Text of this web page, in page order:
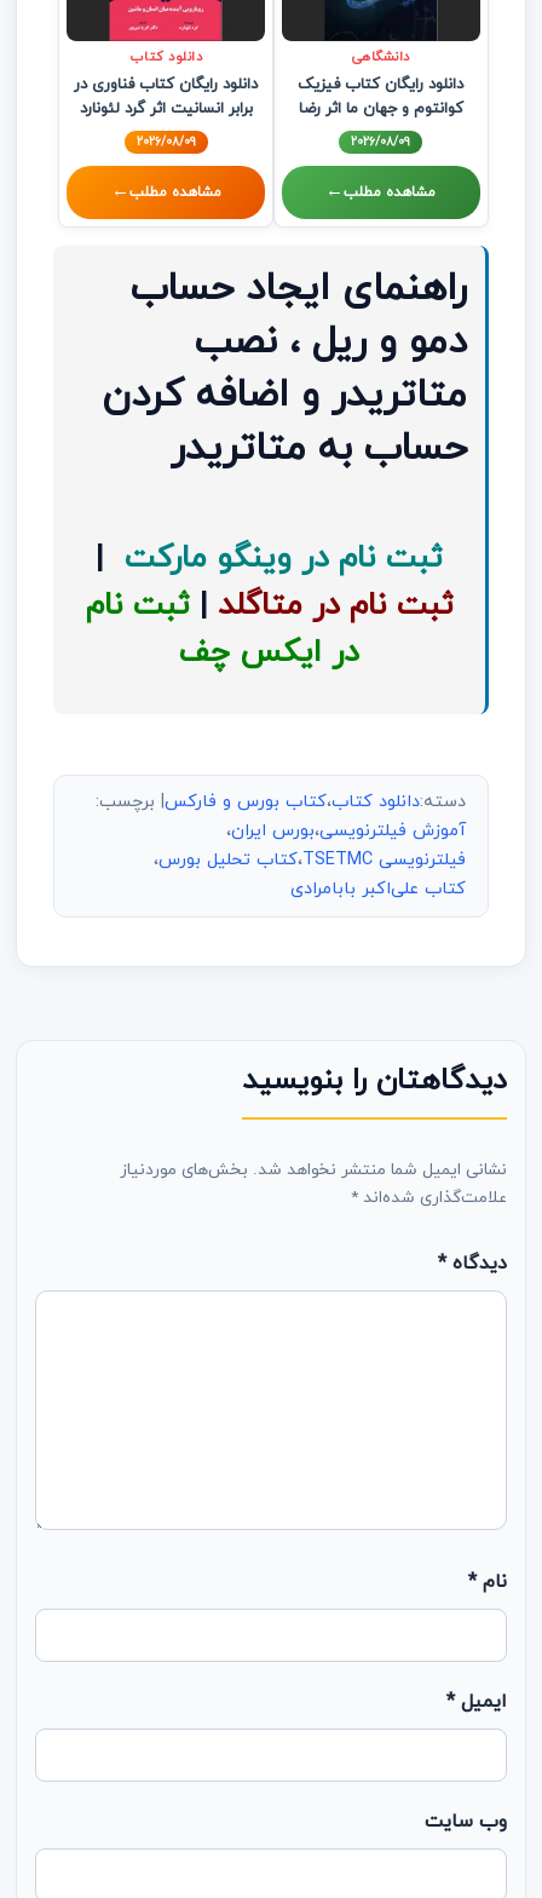
دانشگاهی
دانلود رایگان کتاب فیزیک
کوانتوم و جهان ما اثر رضا
علی‌خواه
2026/08/09
مشاهده مطلب←
دانلود کتاب
دانلود رایگان کتاب فناوری در
برابر انسانیت اثر گرد لئونارد
2026/08/09
مشاهده مطلب←
راهنمای ایجاد حساب
دمو و ریل ، نصب
متاتریدر و اضافه کردن
حساب به متاتریدر
ثبت نام در وینگو مارکت |
ثبت نام در متاگلد |ثبت نام
در ایکس چف
دسته:دانلود کتاب،کتاب بورس و فارکس| برچسب:
آموزش فیلترنویسی،بورس ایران،
فیلترنویسی TSETMC
،کتاب تحلیل بورس،
کتاب علی‌اکبر بابامرادی
دیدگاهتان را بنویسید
نشانی ایمیل شما منتشر نخواهد شد. بخش‌های موردنیاز
علامت‌گذاری شده‌اند*
دیدگاه*
نام*
ایمیل*
وب‌ سایت